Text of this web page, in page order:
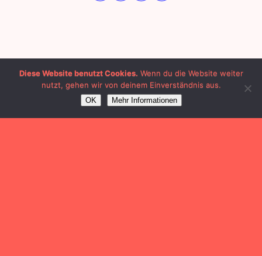
Diese Website benutzt Cookies. Wenn du die Website weiter
nutzt, gehen wir von deinem Einverständnis aus.
OK Mehr Informationen